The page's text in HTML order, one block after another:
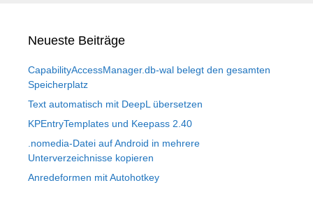
Neueste Beiträge
CapabilityAccessManager.db-wal belegt den gesamten
Speicherplatz
Text automatisch mit DeepL übersetzen
KPEntryTemplates und Keepass 2.40
.nomedia-Datei auf Android in mehrere
Unterverzeichnisse kopieren
Anredeformen mit Autohotkey